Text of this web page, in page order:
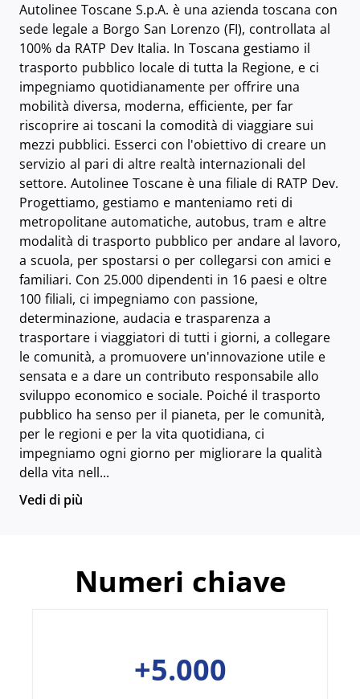
Autolinee Toscane S.p.A. è una azienda toscana con
sede legale a Borgo San Lorenzo (FI), controllata al
100% da RATP Dev Italia. In Toscana gestiamo il
trasporto pubblico locale di tutta la Regione, e ci
impegniamo quotidianamente per offrire una
mobilità diversa, moderna, efficiente, per far
riscoprire ai toscani la comodità di viaggiare sui
mezzi pubblici. Esserci con l'obiettivo di creare un
servizio al pari di altre realtà internazionali del
settore. Autolinee Toscane è una filiale di RATP Dev.
Progettiamo, gestiamo e manteniamo reti di
metropolitane automatiche, autobus, tram e altre
modalità di trasporto pubblico per andare al lavoro,
a scuola, per spostarsi o per collegarsi con amici e
familiari. Con 25.000 dipendenti in 16 paesi e oltre
100 filiali, ci impegniamo con passione,
determinazione, audacia e trasparenza a
trasportare i viaggiatori di tutti i giorni, a collegare
le comunità, a promuovere un'innovazione utile e
sensata e a dare un contributo responsabile allo
sviluppo economico e sociale. Poiché il trasporto
pubblico ha senso per il pianeta, per le comunità,
per le regioni e per la vita quotidiana, ci
impegniamo ogni giorno per migliorare la qualità
della vita nell...
Vedi di più
Numeri chiave
+5.000